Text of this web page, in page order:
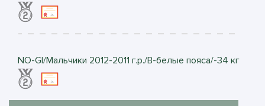
NO-GI/Мальчики 2012-2011 г.р./B-белые пояса/-34 кг